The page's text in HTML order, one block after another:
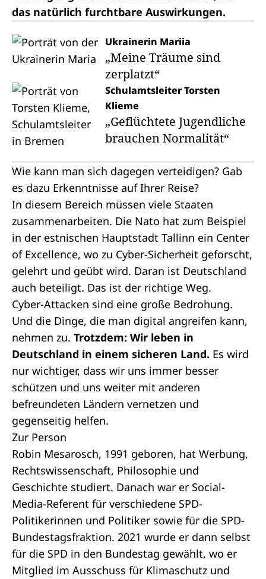
das natürlich furchtbare Auswirkungen.
Ukrainerin Mariia
„Meine Träume sind
zerplatzt“
Schulamtsleiter Torsten
Klieme
„Geflüchtete Jugendliche
brauchen Normalität“
Wie kann man sich dagegen verteidigen? Gab
es dazu Erkenntnisse auf Ihrer Reise?
In diesem Bereich müssen viele Staaten
zusammenarbeiten. Die Nato hat zum Beispiel
in der estnischen Hauptstadt Tallinn ein Center
of Excellence, wo zu Cyber-Sicherheit geforscht,
gelehrt und geübt wird. Daran ist Deutschland
auch beteiligt. Das ist der richtige Weg.
Cyber-Attacken sind eine große Bedrohung.
Und die Dinge, die man digital angreifen kann,
nehmen zu. Trotzdem: Wir leben in
Deutschland in einem sicheren Land. Es wird
nur wichtiger, dass wir uns immer besser
schützen und uns weiter mit anderen
befreundeten Ländern vernetzen und
gegenseitig helfen.
Zur Person
Robin Mesarosch, 1991 geboren, hat Werbung,
Rechtswissenschaft, Philosophie und
Geschichte studiert. Danach war er Social-
Media-Referent für verschiedene SPD-
Politikerinnen und Politiker sowie für die SPD-
Bundestagsfraktion. 2021 wurde er dann selbst
für die SPD in den Bundestag gewählt, wo er
Mitglied im Ausschuss für Klimaschutz und